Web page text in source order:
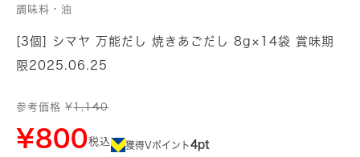
調味料・油
[3個] シマヤ 万能だし 焼きあごだし 8g×14袋 賞味期
限2025.06.25
参考価格 ¥1,140
¥800税込 獲得Vポイント4pt